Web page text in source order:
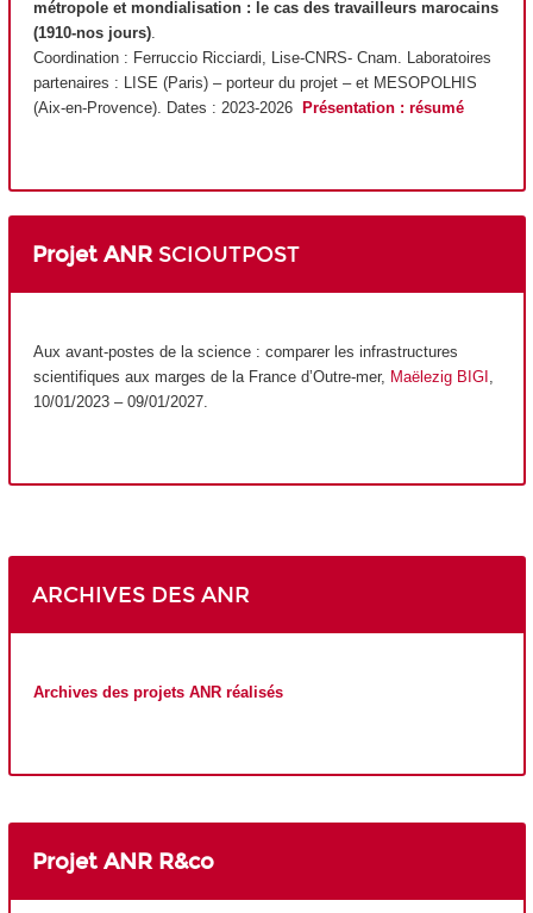
métropole et mondialisation : le cas des travailleurs marocains
(1910-nos jours)
Coordination : Ferruccio Ricciardi, Lise-CNRS- Cnam. Laboratoires
partenaires : LISE (Paris) – porteur du projet – et MESOPOLHIS
(Aix-en-Provence). Dates : 2023-2026
Présentation : résumé
Projet ANR SCIOUTPOST
Aux avant-postes de la science : comparer les infrastructures
scientifiques aux marges de la France d’Outre-mer, Maëlezig BIGI
10/01/2023 – 09/01/2027.
ARCHIVES DES ANR
Archives des projets ANR réalisés
Projet ANR R&co